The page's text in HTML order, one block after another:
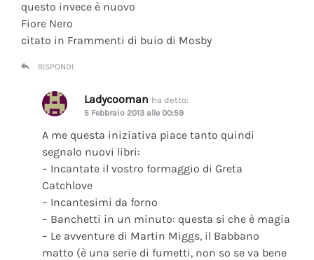
questo invece è nuovo
Fiore Nero
citato in Frammenti di buio di Mosby
RISPONDI
Ladycooman ha detto:
5 Febbraio 2013 alle 00:59
A me questa iniziativa piace tanto quindi
segnalo nuovi libri:
– Incantate il vostro formaggio di Greta
Catchlove
– Incantesimi da forno
– Banchetti in un minuto: questa si che è magia
– Le avventure di Martin Miggs, il Babbano
matto (è una serie di fumetti, non so se va bene